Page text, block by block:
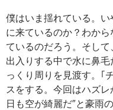
僕はいま揺れている。
に来ているのか？わか
ているのだろう。そし
出入りする中で水に鼻
っくり周りを見渡す。｢
スをする。今回はハズ
日も空が綺麗だ″と豪雨